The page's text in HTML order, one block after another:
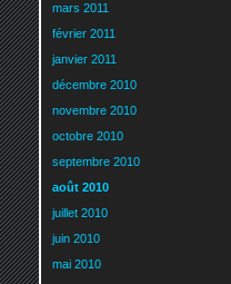
mars 2011
février 2011
janvier 2011
décembre 2010
novembre 2010
octobre 2010
septembre 2010
août 2010
juillet 2010
juin 2010
mai 2010